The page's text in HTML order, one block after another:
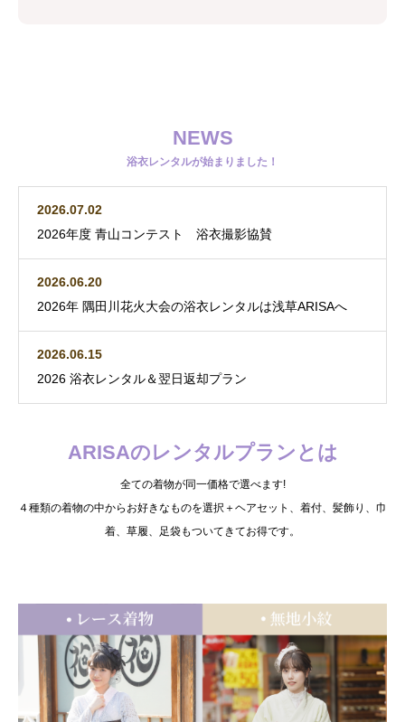
NEWS
浴衣レンタルが始まりました！
2026.07.02
2026年度 青山コンテスト 浴衣撮影協賛
2026.06.20
2026年 隅田川花火大会の浴衣レンタルは浅草ARISAへ
2026.06.15
2026 浴衣レンタル＆翌日返却プラン
ARISAのレンタルプランとは
全ての着物が同一価格で選べます!
４種類の着物の中からお好きなものを選択＋ヘアセット、着付、髪飾り、巾
着、草履、足袋もついてきてお得です。